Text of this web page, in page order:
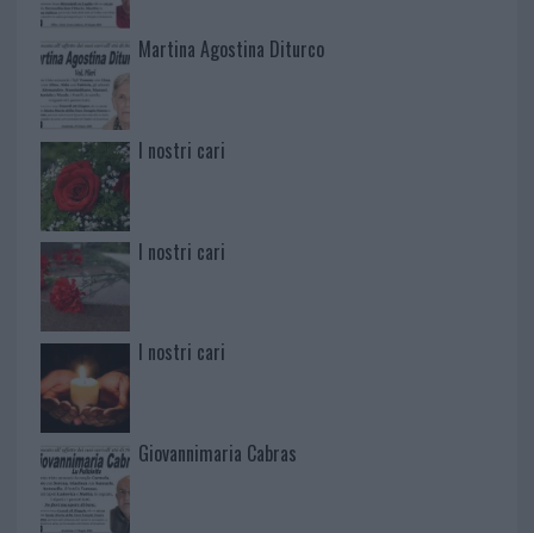
Martina Agostina Diturco
I nostri cari
I nostri cari
I nostri cari
Giovannimaria Cabras